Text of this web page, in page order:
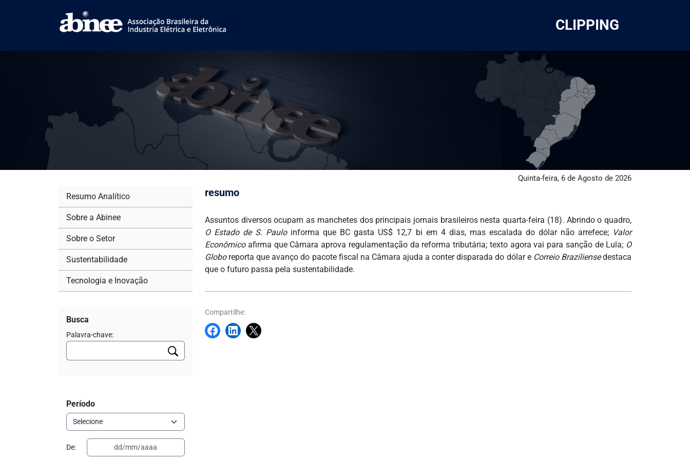
CLIPPING
Quinta-feira, 6 de Agosto de 2026
resumo
Assuntos diversos ocupam as manchetes dos principais jornais brasileiros nesta quarta-feira (18). Abrindo o quadro,
O Estado de S. Pauloinforma que BC gasta US$ 12,7 bi em 4 dias, mas escalada do dólar não arrefece;Valor
Econômico afirma que Câmara aprova regulamentação da reforma tributária; texto agora vai para sanção de Lula; O
Globoreporta que avanço do pacote fiscal na Câmara ajuda a conter disparada do dólar e Correio Braziliensedestaca
que o futuro passa pela sustentabilidade.
Compartilhe:
Resumo Analítico
Sobre a Abinee
Sobre o Setor
Sustentabilidade
Tecnologia e Inovação
Busca
Palavra-chave:
Período
De: